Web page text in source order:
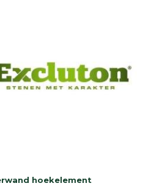
hoekelement